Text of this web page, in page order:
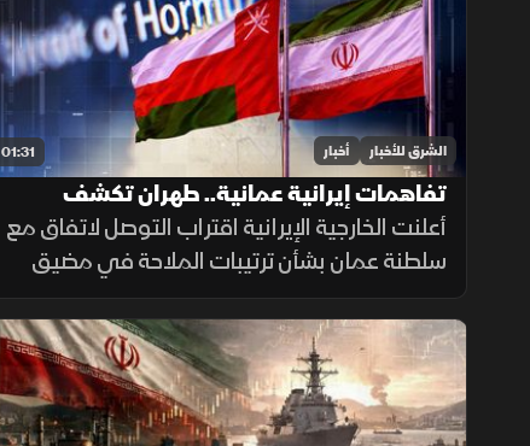
01:31 الشرق للأخبار أخبار
تفاهمات إيرانية عمانية.. طهران تكشف
تفاصيل اتفاق مضيق هرمز
أعلنت الخارجية الإيرانية اقتراب التوصل لاتفاق مع
سلطنة عمان بشأن ترتيبات الملاحة في مضيق
هرمز، مؤكدة أن فتح المضيق يبقى مشروطًا
بالتزام أميركا برفع العقوبات والإفراج عن الأصول
الإيرانية.